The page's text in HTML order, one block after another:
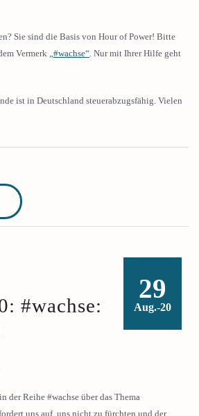
Sie sind die Basis von Hour of Power! Bitte
Vermerk „#wachse“. Nur mit Ihrer Hilfe geht
ist in Deutschland steuerabzugsfähig. Vielen
29
Aug.-20
#wachse:
der Reihe #wachse über das Thema
uns auf, uns nicht zu fürchten und der